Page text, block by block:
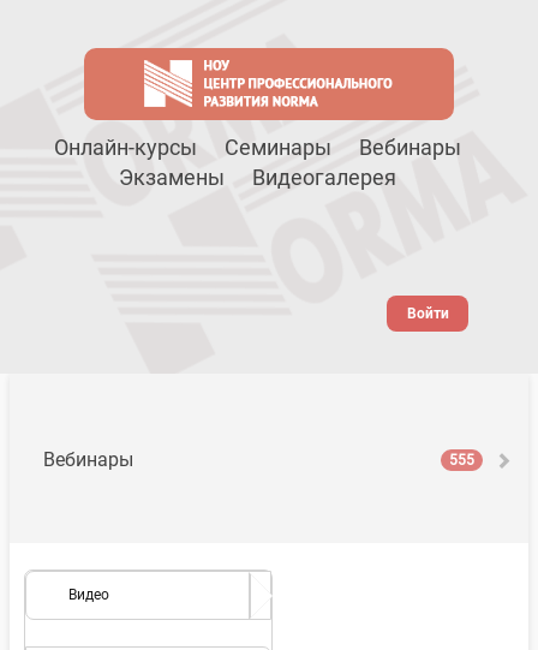
Онлайн-курсы Семинары
Вебинары
Экзамены
Видеогалерея
Войти
Вебинары 555
Видео